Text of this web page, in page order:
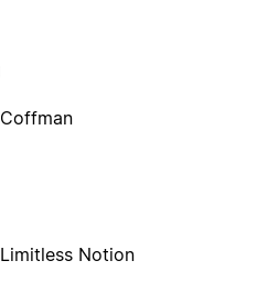
Coffman
Limitless Notion